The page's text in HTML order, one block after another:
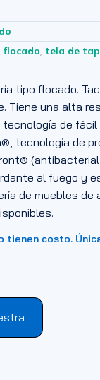
,flocado, tela de
tipo flocado.
Tiene una alta
tecnología de
tecnología de
al fuego y
de muebles de
tienen costo.